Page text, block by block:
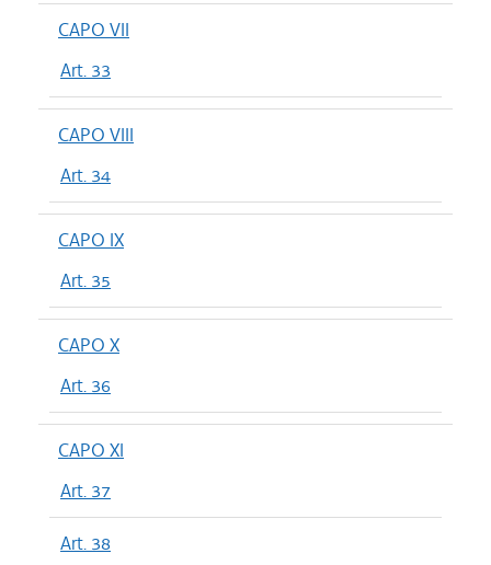
CAPO VII
Art. 33
CAPO VIII
Art. 34
CAPO IX
Art. 35
CAPO X
Art. 36
CAPO XI
Art. 37
Art. 38